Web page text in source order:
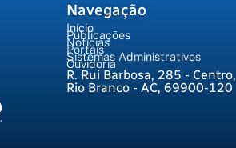
Navegação
Início
Publicações
Notícias
Portais
Sistemas Administrativos
Ouvidoria
R. Rui Barbosa, 285 - Centro,
Rio Branco - AC, 69900-120